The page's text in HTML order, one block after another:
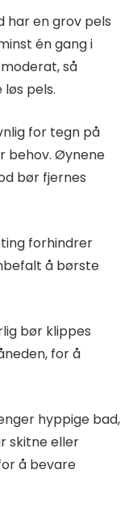
har en grov pels
én gang i
så
pels.
for tegn på
behov. Øynene
bør fjernes
forhindrer
å børste
bør klippes
for å
hyppige bad,
skitne eller
å bevare